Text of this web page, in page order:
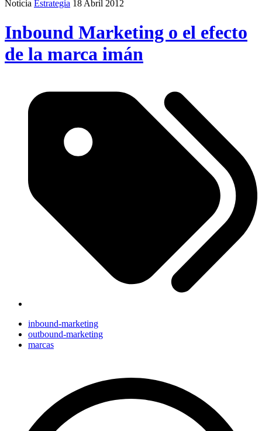
Noticia Estrategia 18 Abril 2012
Inbound Marketing o el efecto
de la marca imán
inbound-marketing
outbound-marketing
marcas